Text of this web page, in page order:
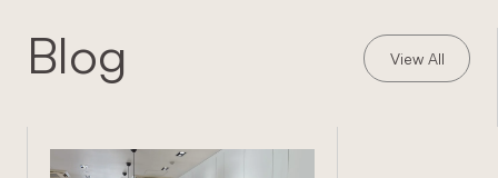
Blog View All